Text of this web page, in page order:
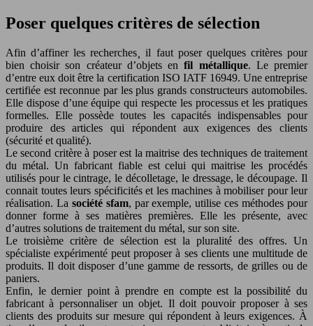
Poser quelques critères de sélection
Afin d’affiner les recherches¸ il faut poser quelques critères pour
bien choisir son créateur d’objets enfil métallique. Le premier
d’entre eux doit être la certification ISO IATF 16949. Une entreprise
certifiée est reconnue par les plus grands constructeurs automobiles.
Elle dispose d’une équipe qui respecte les processus et les pratiques
formelles. Elle possède toutes les capacités indispensables pour
produire des articles qui répondent aux exigences des clients
(sécurité et qualité).
Le second critère à poser est la maitrise des techniques de traitement
du métal. Un fabricant fiable est celui qui maitrise les procédés
utilisés pour le cintrage, le décolletage, le dressage, le découpage. Il
connait toutes leurs spécificités et les machines à mobiliser pour leur
réalisation. La société sfam, par exemple, utilise ces méthodes pour
donner forme à ses matières premières. Elle les présente, avec
d’autres solutions de traitement du métal, sur son site.
Le troisième critère de sélection est la pluralité des offres. Un
spécialiste expérimenté peut proposer à ses clients une multitude de
produits. Il doit disposer d’une gamme de ressorts, de grilles ou de
paniers.
Enfin, le dernier point à prendre en compte est la possibilité du
fabricant à personnaliser un objet. Il doit pouvoir proposer à ses
clients des produits sur mesure qui répondent à leurs exigences. À